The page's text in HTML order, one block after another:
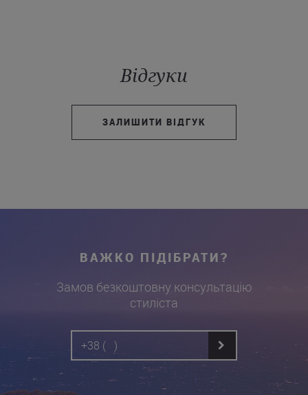
Відгуки
ЗАЛИШИТИ ВІДГУК
ВАЖКО ПІДІБРАТИ?
Замов безкоштовну консультацію
стиліста